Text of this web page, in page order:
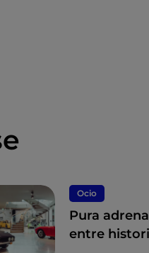
Ocio
Pura
entre